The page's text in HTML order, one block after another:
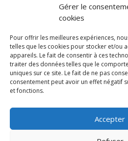
Gérer le
cookies
Pour offrir les meilleures expériences,
telles que les cookies pour stocker et/ou
appareils. Le fait de consentir à ces
traiter des données telles que le
uniques sur ce site. Le fait de ne pas
consentement peut avoir un effet négatif
et fonctions.
Accepter
Newsletter & Presse